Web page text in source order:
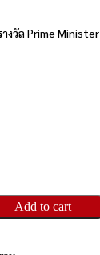
วัล Prime
Add to cart